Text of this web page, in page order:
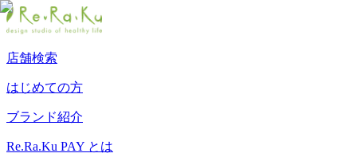
店舗検索
はじめての方
ブランド紹介
Re.Ra.Ku PAY とは